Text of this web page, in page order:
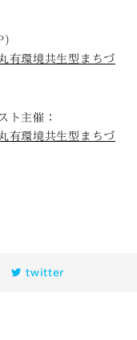
有環境共生型まちづ
ト主催：
有環境共生型まちづ
twitter